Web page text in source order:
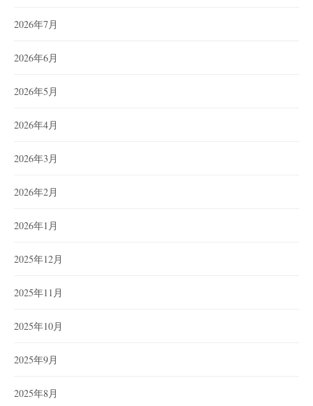
2026年7月
2026年6月
2026年5月
2026年4月
2026年3月
2026年2月
2026年1月
2025年12月
2025年11月
2025年10月
2025年9月
2025年8月